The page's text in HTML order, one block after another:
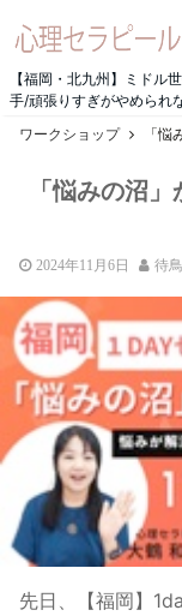
【福岡・北九州】ミドル
手/頑張りすぎがやめられ
ワークショップ 「
「悩みの沼
2024年11月6日 待
先日、【福岡】